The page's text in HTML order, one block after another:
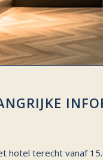
hotel terecht vanaf